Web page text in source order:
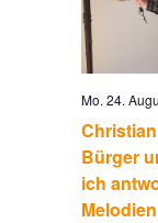
Bürger
ich
Mo. 24.